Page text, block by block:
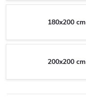
180x200 cm
200x200 cm